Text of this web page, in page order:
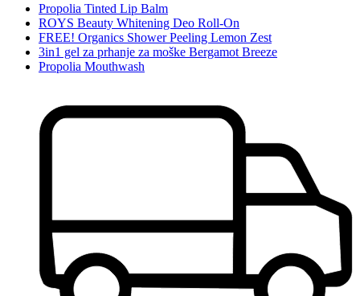
Propolia Tinted Lip Balm
ROYS Beauty Whitening Deo Roll-On
FREE! Organics Shower Peeling Lemon Zest
3in1 gel za prhanje za moške Bergamot Breeze
Propolia Mouthwash